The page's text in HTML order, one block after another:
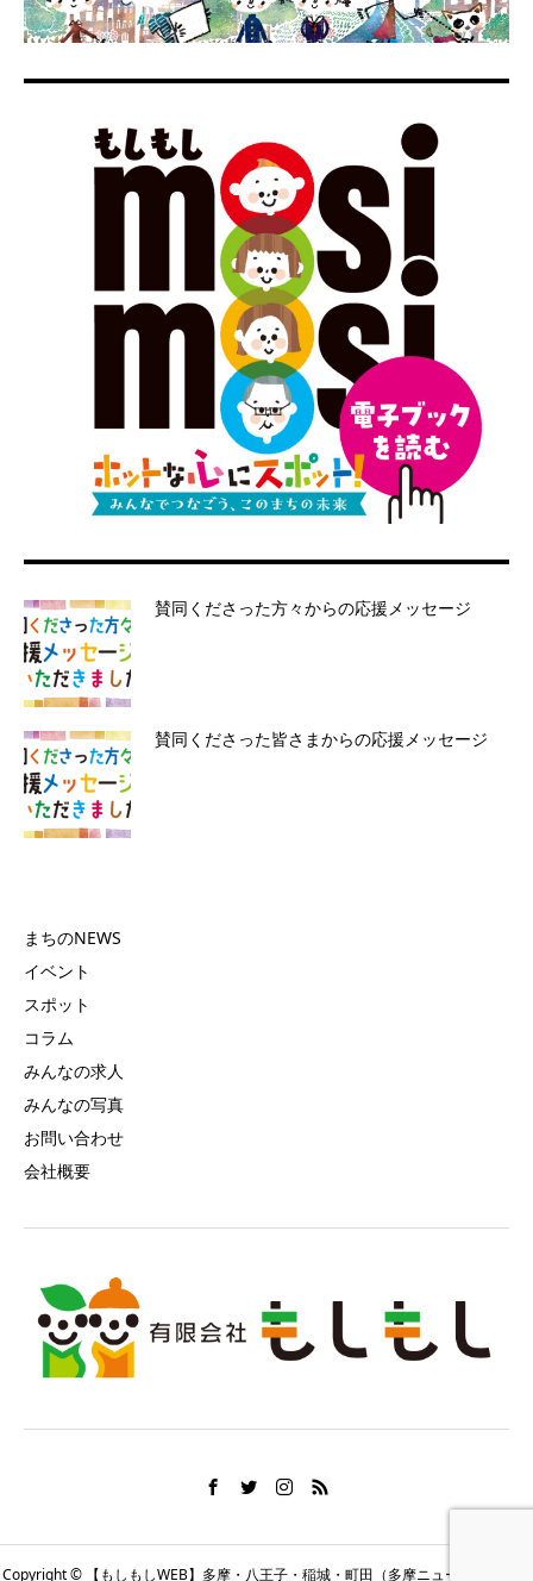
賛同くださった方々からの応援メッセージ
賛同くださった皆さまからの応援メッセージ
まちのNEWS
イベント
スポット
コラム
みんなの求人
みんなの写真
お問い合わせ
会社概要
Copyright © 【もしもしWEB】多摩・八王子・稲城・町田（多摩ニュータウン）の